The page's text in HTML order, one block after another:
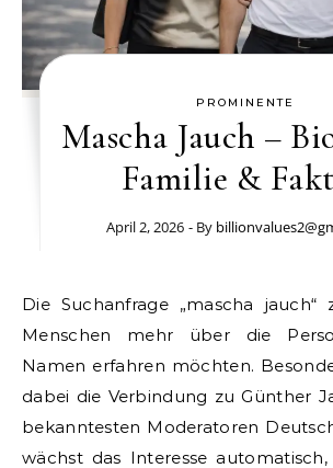
PROMINENTE
Mascha Jauch –
Familie &
April 2, 2026 - By
Die Suchanfrage „mascha jauch“ zeigt, dass viele
Menschen mehr über die
Namen erfahren möchten.
dabei die Verbindung zu Günther
bekanntesten Moderatoren
wächst das Interesse